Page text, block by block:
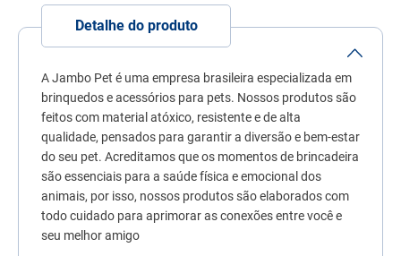
Detalhe do produto
A Jambo Pet é uma empresa brasileira especializada em
brinquedos e acessórios para pets. Nossos produtos são
feitos com material atóxico, resistente e de alta
qualidade, pensados para garantir a diversão e bem-estar
do seu pet. Acreditamos que os momentos de brincadeira
são essenciais para a saúde física e emocional dos
animais, por isso, nossos produtos são elaborados com
todo cuidado para aprimorar as conexões entre você e
seu melhor amigo
areia
5º
ração
6º
fórmula natural
7º
quatree
8º
sachê gato
9
ração úmida
10º ração premier